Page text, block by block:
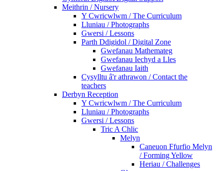
Meithrin / Nursery
Y Cwricwlwm / The Curriculum
Lluniau / Photographs
Gwersi / Lessons
Parth Ddigidol / Digital Zone
Gwefanau Mathemateg
Gwefanau Iechyd a Lles
Gwefanau Iaith
Cysylltu â'r athrawon / Contact the
teachers
Derbyn Reception
Y Cwricwlwm / The Curriculum
Lluniau / Photographs
Gwersi / Lessons
Tric A Chlic
Melyn
Caneuon Ffurfio Melyn
/ Forming Yellow
Heriau / Challenges